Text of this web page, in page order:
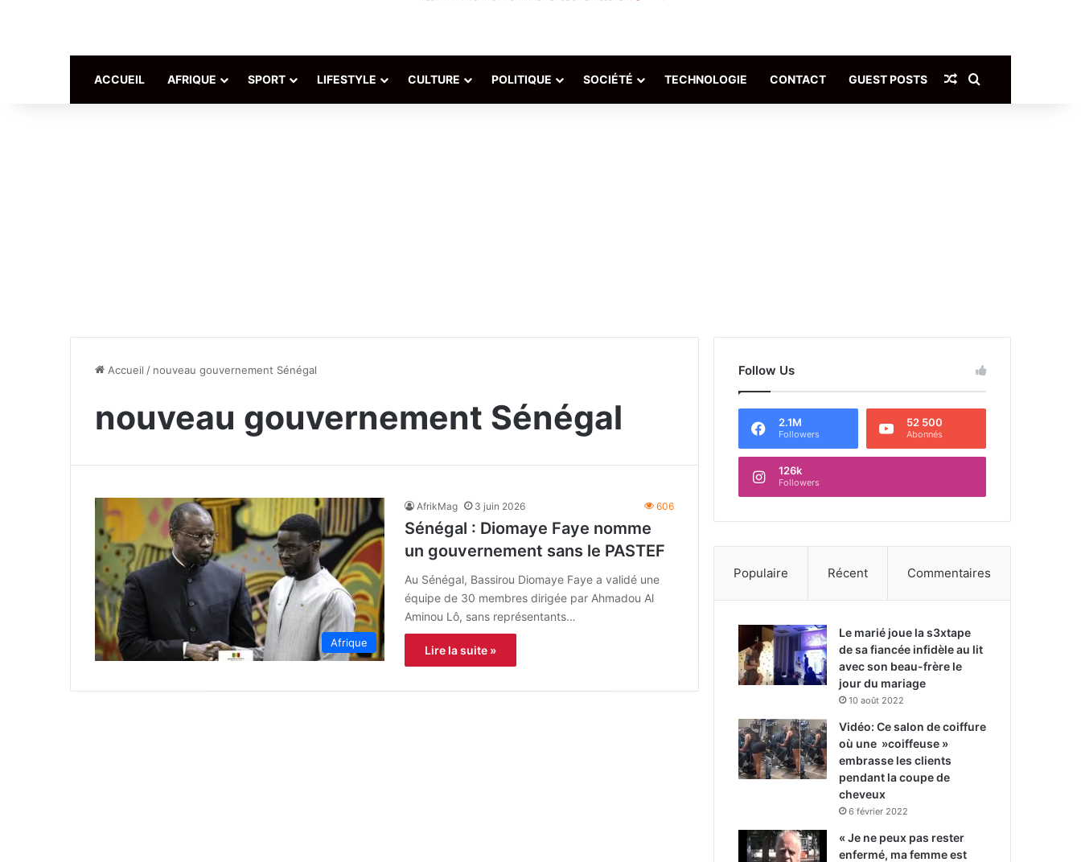
ACCUEIL AFRIQUE SPORT LIFESTYLE CULTURE POLITIQUE SOCIÉTÉ TECHNOLOGIE CONTACT GUEST POSTS Article Aléatoire
Accueil / nouveau gouvernement Sénégal
nouveau gouvernement Sénégal
Afrique
AfrikMag 3 juin 2026 606
Sénégal : Diomaye Faye nomme
un gouvernement sans le PASTEF
Au Sénégal, Bassirou Diomaye Faye a validé une
équipe de 30 membres dirigée par Ahmadou Al
Aminou Lô, sans représentants…
Lire la suite »
Follow Us
2.1M
Followers
52 500
Abonnés
126k
Followers
Populaire Récent Commentaires
Le marié joue la s3xtape
de sa fiancée infidèle au lit
avec son beau-frère le
jour du mariage
10 août 2022
Vidéo: Ce salon de coiffure
où une »coiffeuse »
embrasse les clients
pendant la coupe de
cheveux
6 février 2022
« Je ne peux pas rester
enfermé, ma femme est